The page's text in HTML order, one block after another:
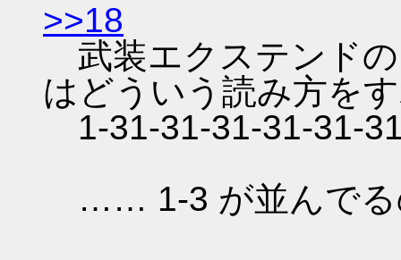
>>18
武装エクステンド
はどういう読み方を
1-31-31-31-31-31-
…… 1-3 が並んでる